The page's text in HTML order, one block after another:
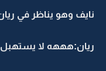
نايف وهو يناظر في
ريان:هههه لا